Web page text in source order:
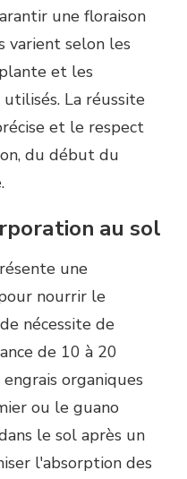
une floraison
varient selon les
et les
La réussite
et le respect
du début du
au sol
une
nourrir le
nécessite de
de 10 à 20
organiques
ou le guano
le sol après un
l'absorption des